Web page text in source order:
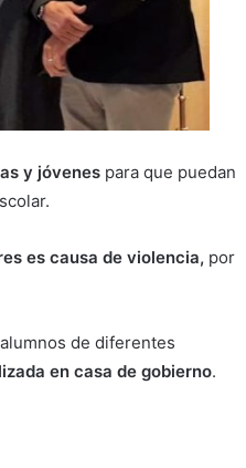
y jóvenes para que puedan
es causa de violencia, por
de diferentes
en casa de gobierno.